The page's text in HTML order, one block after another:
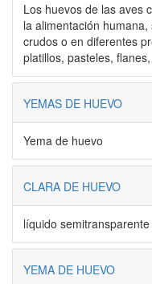
Los huevos de las aves
la alimentación
crudos o en diferentes
platillos, pasteles,
YEMAS DE HUEVO
Yema de huevo
CLARA DE HUEVO
líquido
YEMA DE HUEVO